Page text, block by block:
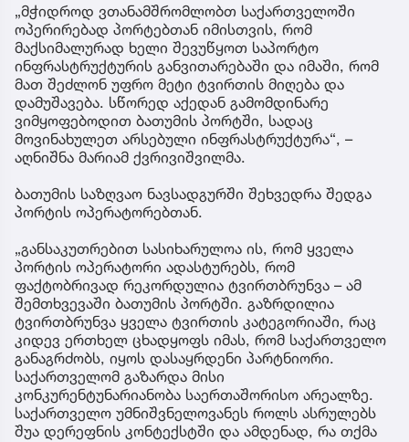
„მჭიდროდ ვთანამშრომლობთ საქართველოში
ოპერირებად პორტებთან იმისთვის, რომ
მაქსიმალურად ხელი შევუწყოთ საპორტო
ინფრასტრუქტურის განვითარებაში და იმაში, რომ
მათ შეძლონ უფრო მეტი ტვირთის მიღება და
დამუშავება. სწორედ აქედან გამომდინარე
ვიმყოფებოდით ბათუმის პორტში, სადაც
მოვინახულეთ არსებული ინფრასტრუქტურა“, –
აღნიშნა მარიამ ქვრივიშვილმა.
ბათუმის საზღვაო ნავსადგურში შეხვედრა შედგა
პორტის ოპერატორებთან.
„განსაკუთრებით სასიხარულოა ის, რომ ყველა
პორტის ოპერატორი ადასტურებს, რომ
ფაქტობრივად რეკორდულია ტვირთბრუნვა – ამ
შემთხვევაში ბათუმის პორტში. გაზრდილია
ტვირთბრუნვა ყველა ტვირთის კატეგორიაში, რაც
კიდევ ერთხელ ცხადყოფს იმას, რომ საქართველო
განაგრძობს, იყოს დასაყრდენი პარტნიორი.
საქართველომ გაზარდა მისი
კონკურენტუნარიანობა საერთაშორისო არეალზე.
საქართველო უმნიშვნელოვანეს როლს ასრულებს
შუა დერეფნის კონტექსტში და ამდენად, რა თქმა